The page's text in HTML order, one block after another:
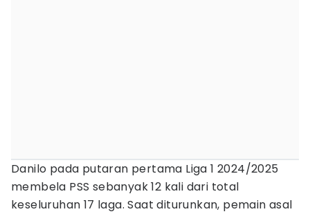
Danilo pada putaran pertama Liga 1 2024/2025
membela PSS sebanyak 12 kali dari total
keseluruhan 17 laga. Saat diturunkan, pemain asal